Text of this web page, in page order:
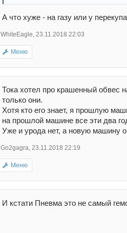
А что хуже - на газу или у
WhiteEagle, 23.11.2018 22:03
Меню
Тока хотел про крашенный обвес
только они.
Хотя кто его знает, я прошлую
на прошлой машине все эти два
Уже и урода нет, а новую машину
Go2gagra, 23.11.2018 22:19
Меню
И кстати Пневма это не самый